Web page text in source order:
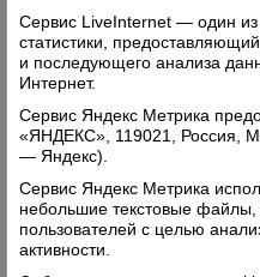
Сервис LiveInternet — один из
статистики,
и последующего анализа
Интернет.
Сервис Яндекс Метрика
«ЯНДЕКС», 119021, Россия,
— Яндекс).
Сервис Яндекс Метрика
небольшие текстовые
пользователей с целью
активности.